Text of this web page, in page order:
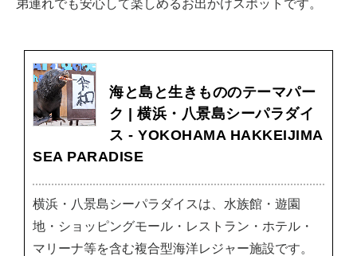
弟連れでも安心して楽しめるお出かけスポットです。
海と島と生きもののテーマパー
ク | 横浜・八景島シーパラダイ
ス - YOKOHAMA HAKKEIJIMA
SEA PARADISE
横浜・八景島シーパラダイスは、水族館・遊園
地・ショッピングモール・レストラン・ホテル・
マリーナ等を含む複合型海洋レジャー施設です。